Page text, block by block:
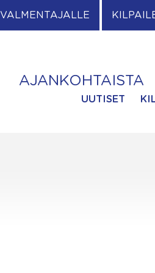
VALMENTAJALLE
AJANKOHTAISTA
UUTISET